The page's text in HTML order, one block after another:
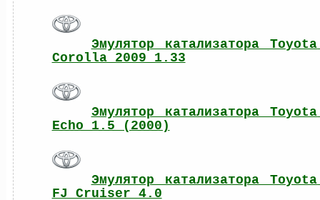
Эмулятор катализатора Toyota
Corolla 2009 1.33
Эмулятор катализатора Toyota
Echo 1.5 (2000)
Эмулятор катализатора Toyota
FJ Cruiser 4.0